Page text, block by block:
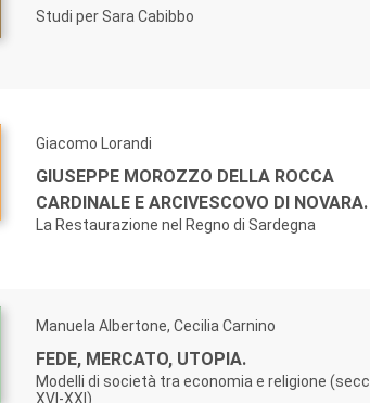
Studi per Sara Cabibbo
Giacomo Lorandi
GIUSEPPE MOROZZO DELLA ROCCA
CARDINALE E ARCIVESCOVO DI NOVARA.
La Restaurazione nel Regno di Sardegna
Manuela Albertone, Cecilia Carnino
FEDE, MERCATO, UTOPIA.
Modelli di società tra economia e religione (secc.
XVI-XXI)